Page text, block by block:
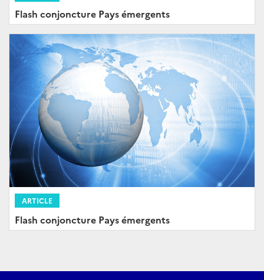
Flash conjoncture Pays émergents
ARTICLE
Flash conjoncture Pays émergents